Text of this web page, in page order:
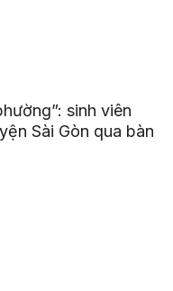
sinh viên
Sài Gòn qua bàn